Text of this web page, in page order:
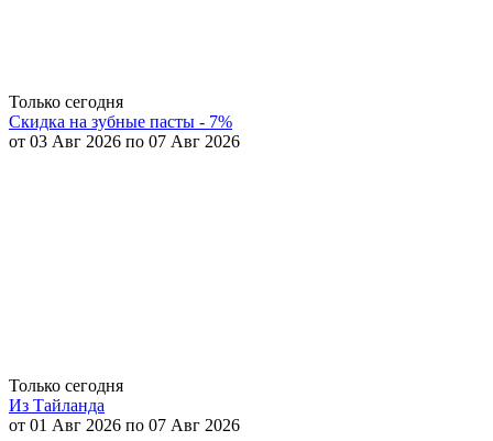
Только сегодня
Скидка на зубные пасты - 7%
от 03 Авг 2026 по 07 Авг 2026
Только сегодня
Из Тайланда
от 01 Авг 2026 по 07 Авг 2026